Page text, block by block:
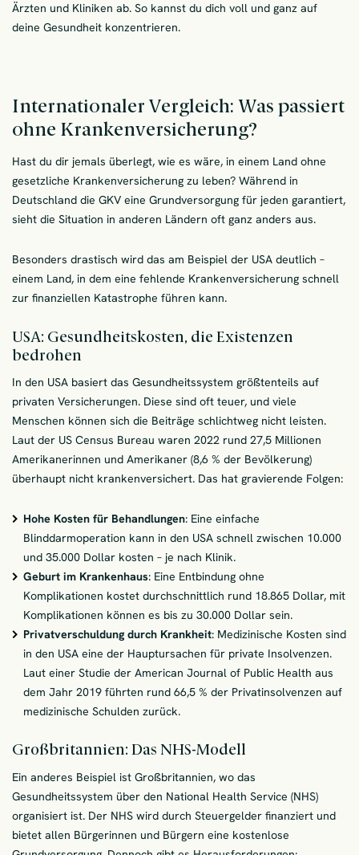
Ärzten und Kliniken ab. So kannst du dich voll und ganz auf
deine Gesundheit konzentrieren.
Internationaler Vergleich: Was passiert
ohne Krankenversicherung?
Hast du dir jemals überlegt, wie es wäre, in einem Land ohne
gesetzliche Krankenversicherung zu leben? Während in
Deutschland die GKV eine Grundversorgung für jeden garantiert,
sieht die Situation in anderen Ländern oft ganz anders aus.
Besonders drastisch wird das am Beispiel der USA deutlich –
einem Land, in dem eine fehlende Krankenversicherung schnell
zur finanziellen Katastrophe führen kann.
USA: Gesundheitskosten, die Existenzen
bedrohen
In den USA basiert das Gesundheitssystem größtenteils auf
privaten Versicherungen. Diese sind oft teuer, und viele
Menschen können sich die Beiträge schlichtweg nicht leisten.
Laut der US Census Bureau waren 2022 rund 27,5 Millionen
Amerikanerinnen und Amerikaner (8,6 % der Bevölkerung)
überhaupt nicht krankenversichert. Das hat gravierende Folgen:
Hohe Kosten für Behandlungen: Eine einfache
Blinddarmoperation kann in den USA schnell zwischen 10.000
und 35.000 Dollar kosten – je nach Klinik.
Geburt im Krankenhaus: Eine Entbindung ohne
Komplikationen kostet durchschnittlich rund 18.865 Dollar, mit
Komplikationen können es bis zu 30.000 Dollar sein.
Privatverschuldung durch Krankheit: Medizinische Kosten sind
in den USA eine der Hauptursachen für private Insolvenzen.
Laut einer Studie der American Journal of Public Health aus
dem Jahr 2019 führten rund 66,5 % der Privatinsolvenzen auf
medizinische Schulden zurück.
Großbritannien: Das NHS-Modell
Ein anderes Beispiel ist Großbritannien, wo das
Gesundheitssystem über den National Health Service (NHS)
organisiert ist. Der NHS wird durch Steuergelder finanziert und
bietet allen Bürgerinnen und Bürgern eine kostenlose